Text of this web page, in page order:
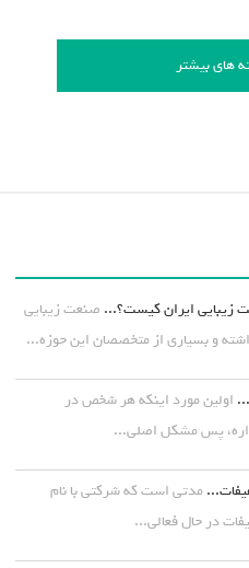
های بیشتر
زیبایی ایران کیست؟... صنعت زیبایی
و بسیاری از متخصصان این حوزه...
اولین مورد اینکه هر شخص در
مدتی است که شرکتی با نام
در حال فعالی...